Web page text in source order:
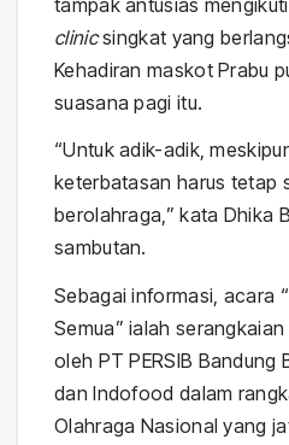
clinicsingkat yang
Kehadiran maskot Prabu
suasana pagi itu.
“Untuk adik-adik,
keterbatasan harus tetap
berolahraga,” kata Dhika
sambutan.
Sebagai informasi, acara
Semua” ialah
oleh PT PERSIB Bandung
dan Indofood dalam
Olahraga Nasional yang